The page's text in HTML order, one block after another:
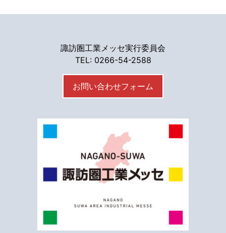
諏訪圏工業メッセ実行委員会
TEL: 0266-54-2588
お問い合わせフォーム